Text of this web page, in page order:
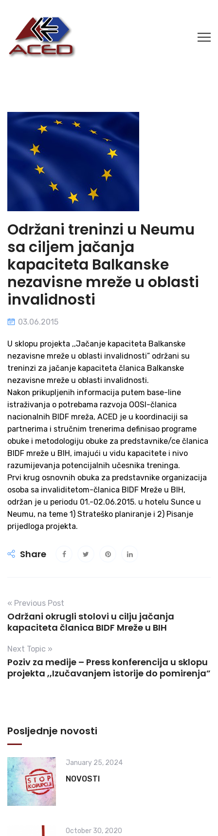
Održani treninzi u Neumu
sa ciljem jačanja
kapaciteta Balkanske
nezavisne mreže u oblasti
invalidnosti
03.06.2015
U sklopu projekta ,,Jačanje kapaciteta Balkanske
nezavisne mreže u oblasti invalidnosti” održani su
treninzi za jačanje kapaciteta članica Balkanske
nezavisne mreže u oblasti invalidnosti.
Nakon prikupljenih informacija putem base-line
istraživanja o potrebama razvoja OOSI-članica
nacionalnih BIDF mreža, ACED je u koordinaciji sa
partnerima i stručnim trenerima definisao programe
obuke i metodologiju obuke za predstavnike/ce članica
BIDF mreže u BIH, imajući u vidu kapacitete i nivo
razumijevanja potencijalnih učesnika treninga.
Prvi krug osnovnih obuka za predstavnike organizacija
osoba sa invaliditetom-članica BIDF Mreže u BIH,
održan je u periodu 01.-02.06.2015. u hotelu Sunce u
Neumu, na teme 1) Strateško planiranje i 2) Pisanje
prijedloga projekta.
Share
« Previous Post
Održani okrugli stolovi u cilju jačanja
kapaciteta članica BIDF Mreže u BIH
Next Topic »
Poziv za medije – Press konferencija u sklopu
projekta ,,Izučavanjem istorije do pomirenja”
Posljednje novosti
January 25, 2024
NOVOSTI
October 30, 2020